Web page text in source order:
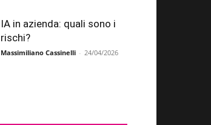
IA in azienda: quali sono i
rischi?
Massimiliano Cassinelli - 24/04/2026